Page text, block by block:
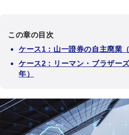
この章の目次
ケース1：山一證券の自主廃業（
ケース2：リーマン・ブラザー
年）